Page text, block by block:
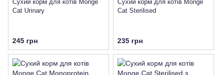
Сухий корм для котів Monge
Cat Urinary
245 грн
Сухий корм для котів Monge
Cat Sterilised
235 грн